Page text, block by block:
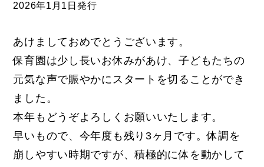
2026年1月1日発行
あけましておめでとうございます。
保育園は少し長いお休みがあけ、子どもたちの
元気な声で賑やかにスタートを切ることができ
ました。
本年もどうぞよろしくお願いいたします。
早いもので、今年度も残り3ヶ月です。体調を
崩しやすい時期ですが、積極的に体を動かして